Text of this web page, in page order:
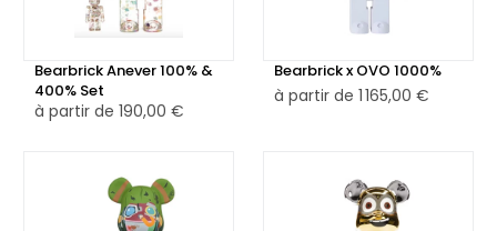
Bearbrick Anever 100% &
400% Set
à partir de 190,00 €
Bearbrick x OVO 1000%
à partir de 1 165,00 €